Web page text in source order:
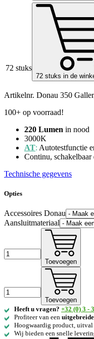
72 stuks
72 stuks in de
Artikelnr. Donau 350
100+ op voorraad!
220 Lumen in nood
3000K
AT: Autotestfunctie
Continu, schakelbaar
Technische gegevens
Opties
Accessoires Donau
Aansluitmateriaal
Toevoegen
Toevoegen
Heeft u vragen? +32 (0) 3 -
Profiteer van een uitgebreide
Hoogwaardig product, uitval
Wij bieden een snelle